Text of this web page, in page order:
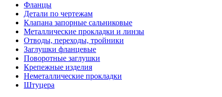
Фланцы
Детали по чертежам
Клапана запорные сальниковые
Металлические прокладки и линзы
Отводы, переходы, тройники
Заглушки фланцевые
Поворотные заглушки
Крепежные изделия
Неметаллические прокладки
Штуцера